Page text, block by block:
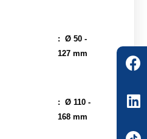
: Ø 50 -
127 mm
: Ø 110 -
168 mm